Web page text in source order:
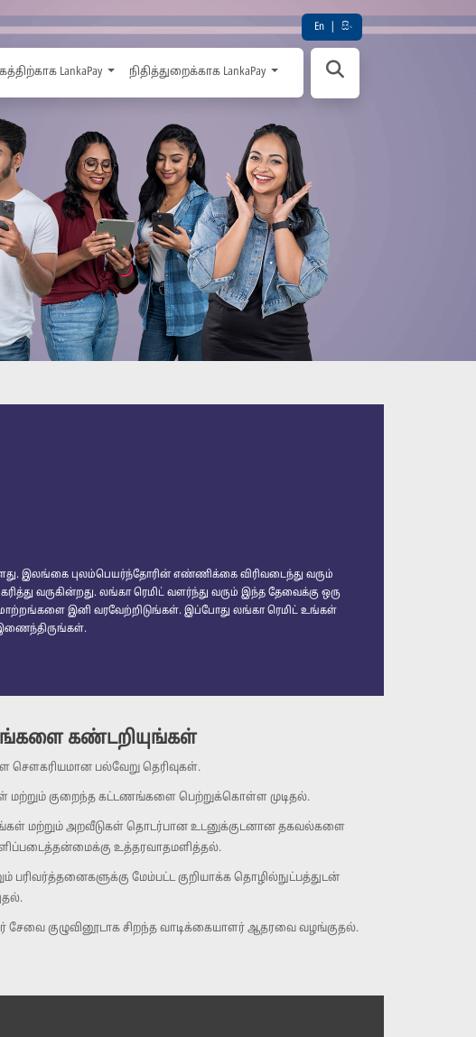
En සිං
LankaPay நிதித்துறைக்காக LankaPay
இலங்கை புலம்பெயர்ந்தோரின் எண்ணிக்கை விரிவடைந்து வரும்
வருகின்றது. லங்கா ரெமிட் வளர்ந்து வரும் இந்த தேவைக்கு ஒரு
இனி வரவேற்றிடுங்கள். இப்போது லங்கா ரெமிட் உங்கள்
கண்டறியுங்கள்
சௌகரியமான பல்வேறு தெரிவுகள்.
மற்றும் குறைந்த கட்டணங்களை பெற்றுக்கொள்ள முடிதல்.
மற்றும் அறவீடுகள் தொடர்பான உடனுக்குடனான தகவல்களை
உத்தரவாதமளித்தல்.
பரிவர்த்தனைகளுக்கு மேம்பட்ட குறியாக்க தொழில்நுட்பத்துடன்
சேவை குழுவினூடாக சிறந்த வாடிக்கையாளர் ஆதரவை வழங்குதல்.